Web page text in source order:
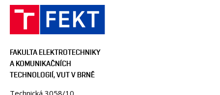
FAKULTA ELEKTROTECHNIKY
A KOMUNIKAČNÍCH
TECHNOLOGIÍ, VUT V BRNĚ
Technická 3058/10